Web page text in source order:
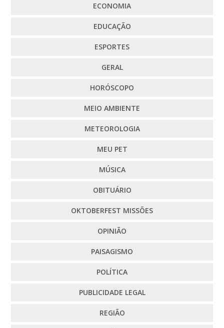
ECONOMIA
EDUCAÇÃO
ESPORTES
GERAL
HORÓSCOPO
MEIO AMBIENTE
METEOROLOGIA
MEU PET
MÚSICA
OBITUÁRIO
OKTOBERFEST MISSÕES
OPINIÃO
PAISAGISMO
POLÍTICA
PUBLICIDADE LEGAL
REGIÃO